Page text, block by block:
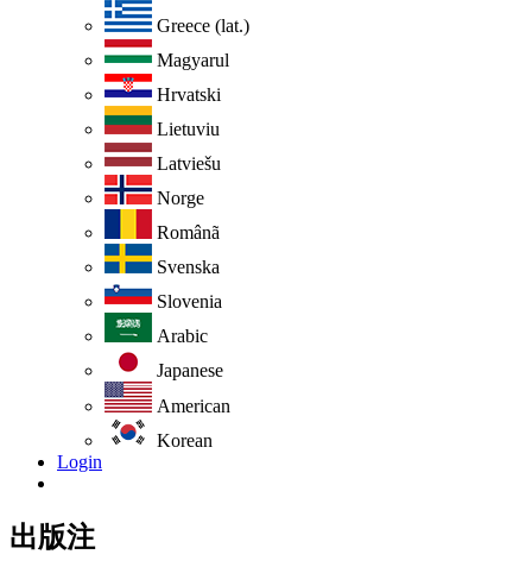
Greece (lat.)
Magyarul
Hrvatski
Lietuviu
Latviešu
Norge
Românã
Svenska
Slovenia
Arabic
Japanese
American
Korean
Login
出版注